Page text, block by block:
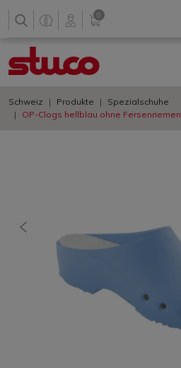
0
Schweiz Produkte
Spezialschuhe
OP-Clogs hellblau ohne Fersenriemen
vorherige